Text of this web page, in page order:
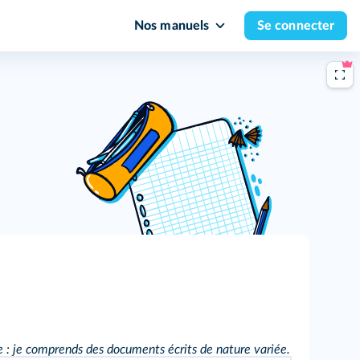
Nos manuels Se connecter
: je comprends des documents écrits de nature variée.